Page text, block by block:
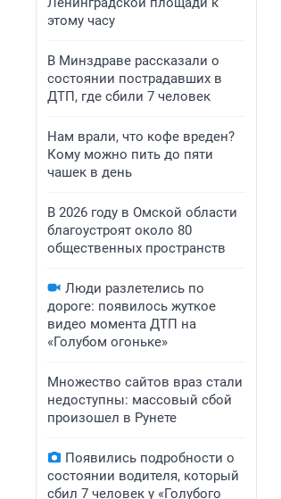
этому часу
В Минздраве рассказали о
состоянии пострадавших в
ДТП, где сбили 7 человек
Нам врали, что кофе вреден?
Кому можно пить до пяти
чашек в день
В 2026 году в Омской области
благоустроят около 80
общественных пространств
Люди разлетелись по
дороге: появилось жуткое
видео момента ДТП на
«Голубом огоньке»
Множество сайтов враз стали
недоступны: массовый сбой
произошел в Рунете
Появились подробности о
состоянии водителя, который
сбил 7 человек у «Голубого